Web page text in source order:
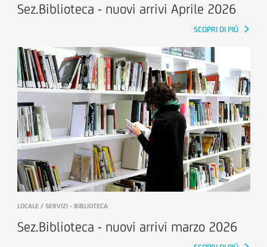
Sez.Biblioteca - nuovi arrivi Aprile 2026
SCOPRI DI PIÚ
LOCALE / SERVIZI - BIBLIOTECA
Sez.Biblioteca - nuovi arrivi marzo 2026